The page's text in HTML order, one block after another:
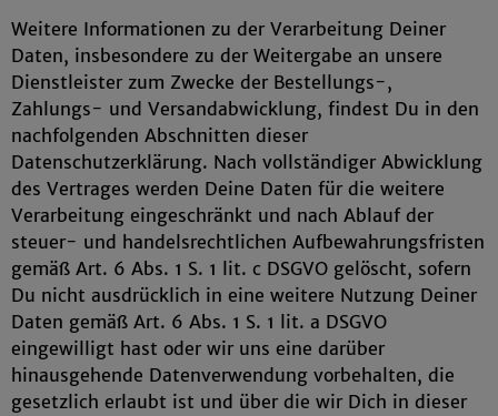
Weitere Informationen zu der Verarbeitung Deiner
Daten, insbesondere zu der Weitergabe an unsere
Dienstleister zum Zwecke der Bestellungs-,
Zahlungs- und Versandabwicklung, findest Du in den
nachfolgenden Abschnitten dieser
Datenschutzerklärung. Nach vollständiger Abwicklung
des Vertrages werden Deine Daten für die weitere
Verarbeitung eingeschränkt und nach Ablauf der
steuer- und handelsrechtlichen Aufbewahrungsfristen
gemäß Art. 6 Abs. 1 S. 1 lit. c DSGVO gelöscht, sofern
Du nicht ausdrücklich in eine weitere Nutzung Deiner
Daten gemäß Art. 6 Abs. 1 S. 1 lit. a DSGVO
eingewilligt hast oder wir uns eine darüber
hinausgehende Datenverwendung vorbehalten, die
gesetzlich erlaubt ist und über die wir Dich in dieser